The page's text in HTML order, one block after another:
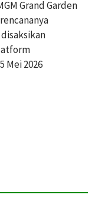
Grand Garden
Mei 2026